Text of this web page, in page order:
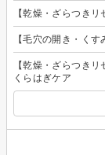
【乾燥・ざらつき
【毛穴の開き・く
【乾燥・ざらつき
くらはぎケア